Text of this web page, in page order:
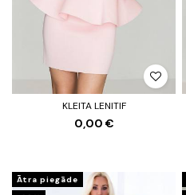
KLEITA LENITIF
0,00 €
Ātra piegāde